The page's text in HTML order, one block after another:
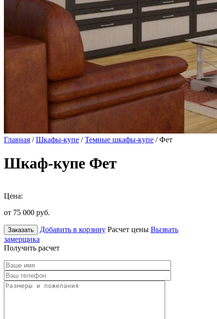
Главная /Шкафы-купе /Темные шкафы-купе / Фет
Шкаф-купе Фет
Цена:
от 75 000 руб.
Заказать Добавить в корзину Расчет цены Вызвать
замерщика
Получить расчет